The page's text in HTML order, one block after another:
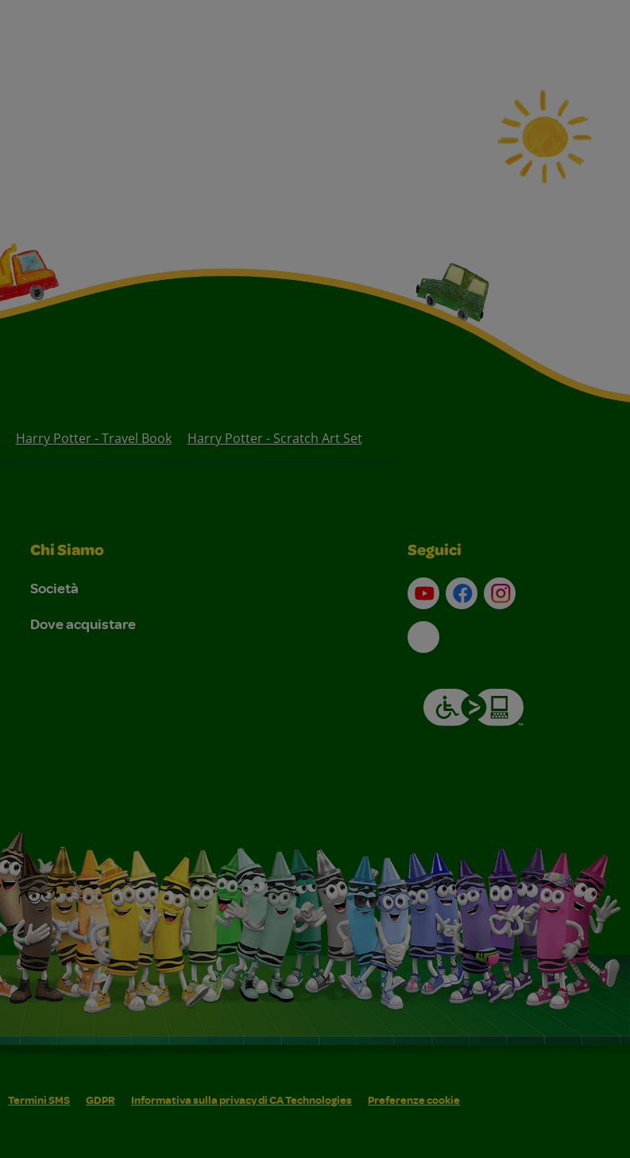
Harry Potter - Travel Book Harry Potter - Scratch Art Set
Chi Siamo
Società
Dove acquistare
Seguici
Su YouTube
ContattiProfilo Instagram
Email
Termini SMS GDPR Informativa sulla privacy di CA Technologies
Preferenze cookie